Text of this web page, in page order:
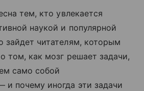
тем, кто увлекается
наукой и популярной
зайдет читателям, которым
том, как мозг решает задачи,
само собой
почему иногда эти задачи